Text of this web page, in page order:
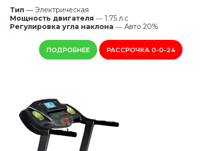
Тип ― Электрическая
Мощность двигателя ― 1.75 л.с
Регулировка угла наклона ― Авто 20%
ПОДРОБНЕЕ РАССРОЧКА 0-0-24